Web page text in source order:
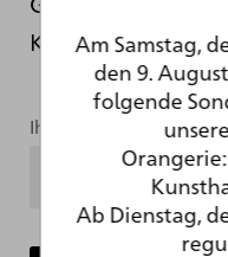
Kunsthalle.
Ihre Mailadresse
Am Samstag,
den 9.
folgende
Ab Dienstag,